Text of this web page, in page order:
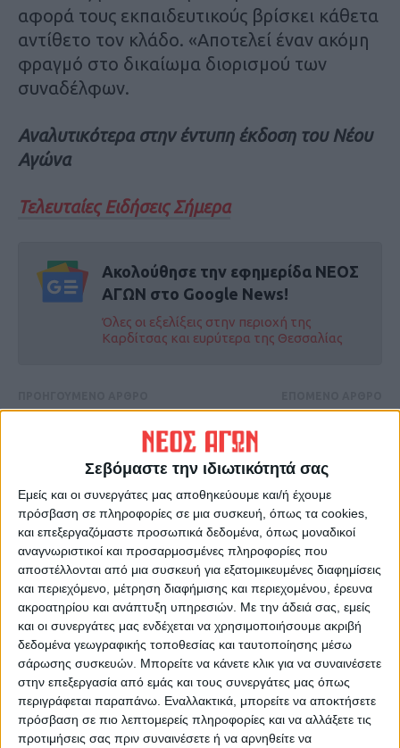
Σεβόμαστε την ιδιωτικότητά σας
Εμείς και οι συνεργάτες μας αποθηκεύουμε και/ή έχουμε
πρόσβαση σε πληροφορίες σε μια συσκευή, όπως τα cookies,
και επεξεργαζόμαστε προσωπικά δεδομένα, όπως μοναδικοί
αναγνωριστικοί και προσαρμοσμένες πληροφορίες που
αποστέλλονται από μια συσκευή για εξατομικευμένες διαφημίσεις
και περιεχόμενο, μέτρηση διαφήμισης και περιεχομένου, έρευνα
ακροατηρίου και ανάπτυξη υπηρεσιών. Με την άδειά σας, εμείς
και οι συνεργάτες μας ενδέχεται να χρησιμοποιήσουμε ακριβή
δεδομένα γεωγραφικής τοποθεσίας και ταυτοποίησης μέσω
σάρωσης συσκευών. Μπορείτε να κάνετε κλικ για να συναινέσετε
στην επεξεργασία από εμάς και τους συνεργάτες μας όπως
περιγράφεται παραπάνω. Εναλλακτικά, μπορείτε να αποκτήσετε
πρόσβαση σε πιο λεπτομερείς πληροφορίες και να αλλάξετε τις
προτιμήσεις σας πριν συναινέσετε ή να αρνηθείτε να
αφορά τους εκπαιδευτικούς βρίσκει κάθετα
αντίθετο τον κλάδο. «Αποτελεί έναν ακόμη
φραγμό στο δικαίωμα διορισμού των
συναδέλφων.
Αναλυτικότερα στην έντυπη έκδοση του Νέου
Αγώνα
Τελευταίες Ειδήσεις Σήμερα
Ακολούθησε την εφημερίδα ΝΕΟΣ
ΑΓΩΝ στο Google News!
Όλες οι εξελίξεις στην περιοχή της
Καρδίτσας και ευρύτερα της Θεσσαλίας
δυσκολεύεστε να αγοράσετε
εξαιτίας ανατιμήσεων;
ΝΕΟΣ ΑΓΩΝ
https://neosagon.gr
Η Αρχαιότερη Καθημερινή Πρωινή Εφημερίδα της Καρδίτσας